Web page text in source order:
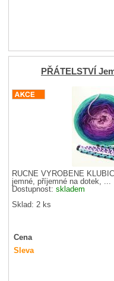
PŘÁTELSTVÍ
RUČNĚ VYROBENÉ
jemné, příjemné na dotek, ...
Dostupnost:skladem
Sklad: 2 ks
Cena
Sleva